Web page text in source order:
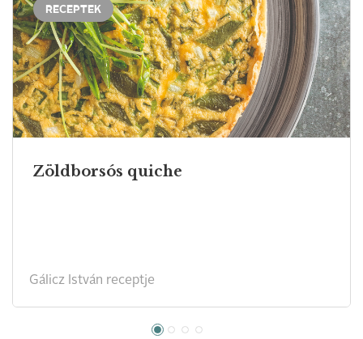
RECEPTEK
Zöldborsós quiche
Gálicz István receptje